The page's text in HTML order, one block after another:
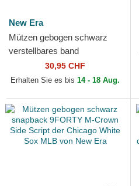
New Era
Mützen gebogen schwarz
verstellbares band
9TWENTY Core Classic der
Chicago White Sox MLB von
30,95 CHF
Erhalten Sie es bis 14 - 18 Aug.